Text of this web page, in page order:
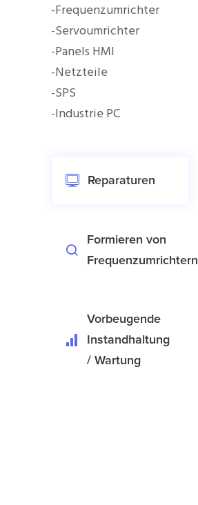
-Frequenzumrichter
-Servoumrichter
-Panels HMI
-Netzteile
-SPS
-Industrie PC
Reparaturen
Formieren von
Frequenzumrichtern
Vorbeugende
Instandhaltung
/ Wartung